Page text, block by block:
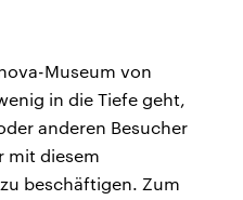
Museum von
in die Tiefe geht,
anderen Besucher
mit diesem
beschäftigen. Zum